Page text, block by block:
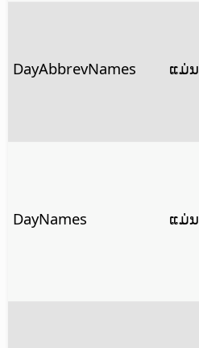
DayAbbrevNames ແມ່ນ
DayNames ແມ່ນ